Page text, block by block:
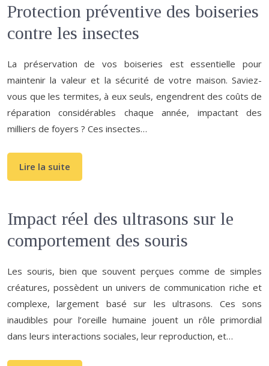
Protection préventive des boiseries
contre les insectes
La préservation de vos boiseries est essentielle pour
maintenir la valeur et la sécurité de votre maison. Saviez-
vous que les termites, à eux seuls, engendrent des coûts de
réparation considérables chaque année, impactant des
milliers de foyers ? Ces insectes…
Lire la suite
Impact réel des ultrasons sur le
comportement des souris
Les souris, bien que souvent perçues comme de simples
créatures, possèdent un univers de communication riche et
complexe, largement basé sur les ultrasons. Ces sons
inaudibles pour l’oreille humaine jouent un rôle primordial
dans leurs interactions sociales, leur reproduction, et…